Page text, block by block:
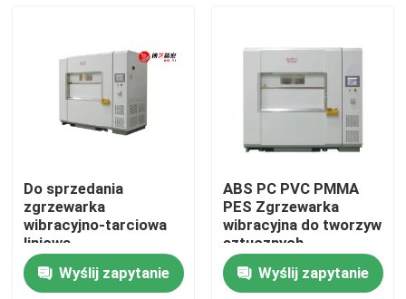
Produkty
Filmy
Do sprzedania
zgrzewarka
wibracyjno-tarciowa
liniowa
Wyślij zapytanie
ABS PC PVC PMMA
PES Zgrzewarka
wibracyjna do tworzyw
sztucznych
Wyślij zapytanie